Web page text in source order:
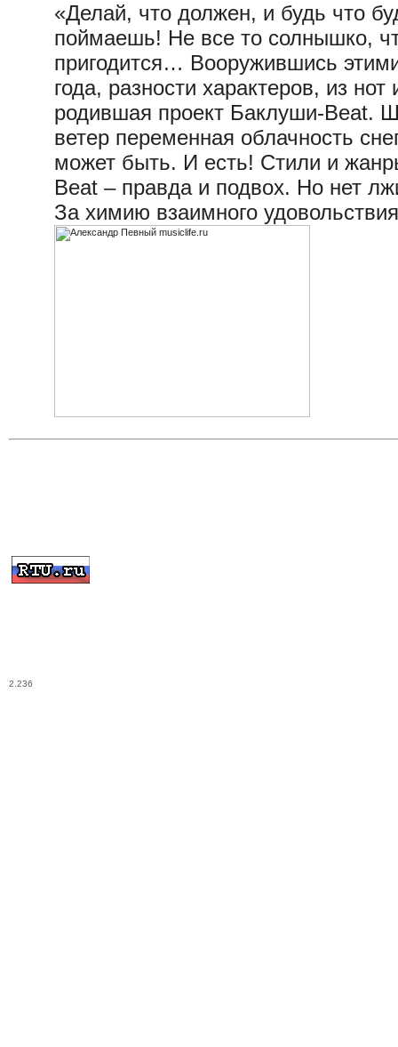
«Делай, что должен, и будь что
поймаешь! Не все то солнышко,
пригодится… Вооружившись
года, разности характеров, из
родившая проект Баклуши-Beat.
ветер переменная облачность
может быть. И есть! Стили и
Beat – правда и подвох. Но нет
За химию взаимного
2.236